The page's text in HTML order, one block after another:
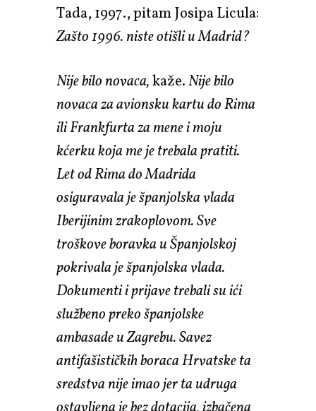
Tada, 1997., pitam Josipa Licula:
Zašto 1996. niste otišli u Madrid?
Nije bilo novaca,kaže.Nije bilo
novaca za avionsku kartu do Rima
ili Frankfurta za mene i moju
kćerku koja me je trebala pratiti.
Let od Rima do Madrida
osiguravala je španjolska vlada
Iberijinim zrakoplovom. Sve
troškove boravka u Španjolskoj
pokrivala je španjolska vlada.
Dokumenti i prijave trebali su ići
službeno preko španjolske
ambasade u Zagrebu. Savez
antifašističkih boraca Hrvatske ta
sredstva nije imao jer ta udruga